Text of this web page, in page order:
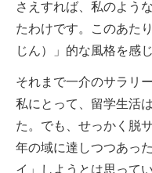
さえすれば、私のよう
たわけです。このあた
じん）」的な風格を感じ
それまで一介のサラリ
私にとって、留学生活
た。でも、せっかく脱
年の域に達しつつあっ
イ」しようとは思って